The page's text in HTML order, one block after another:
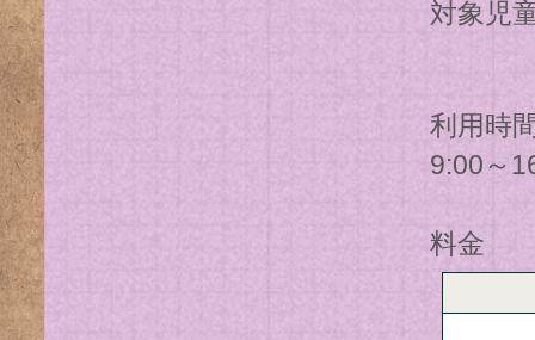
対象児
利用
9:00～
料金